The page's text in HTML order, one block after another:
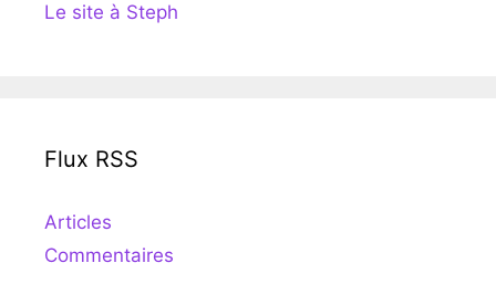
Le site à Steph
Flux RSS
Articles
Commentaires